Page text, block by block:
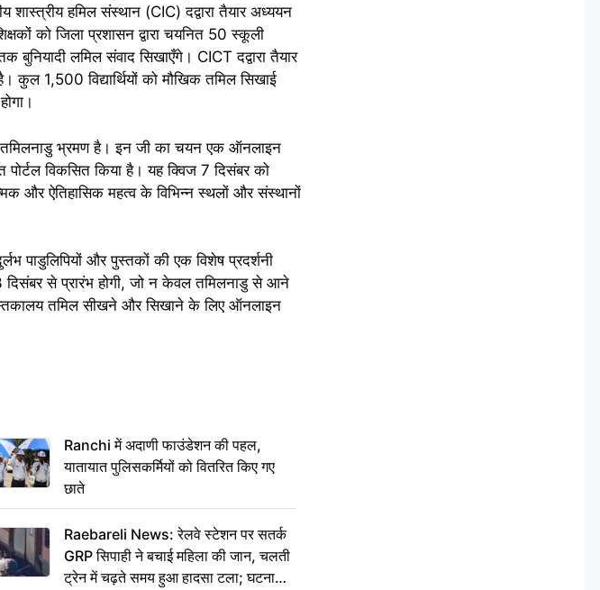
हमिल संस्थान (CIC) द‌द्वारा तैयार अध्ययन
को जिला प्रशासन ‌द्वारा चयनित 50 स्कूली
लमिल संवाद सिखाएँगे। CICT द‌द्वारा तैयार
कुल 1,500 वि‌द्यार्थियों को मौखिक तमिल सिखाई
तमिलनाडु भ्रमण है। इन जी का चयन एक ऑनलाइन
पोर्टल विकसित किया है। यह क्विज 7 दिसंबर को
और ऐतिहासिक महत्व के विभिन्न स्थलों और संस्थानों
पाडुलिपियों और पुस्तकों की एक विशेष प्रदर्शनी
दिसंबर से प्रारंभ होगी, जो न केवल तमिलनाडु से आने
पुस्तकालय तमिल सीखने और सिखाने के लिए ऑनलाइन
Ranchi में अदाणी फाउंडेशन की पहल,
यातायात पुलिसकर्मियों को वितरित किए गए
छाते
Raebareli News: रेलवे स्टेशन पर सतर्क
GRP सिपाही ने बचाई महिला की जान, चलती
ट्रेन में चढ़ते समय हुआ हादसा टला; घटना